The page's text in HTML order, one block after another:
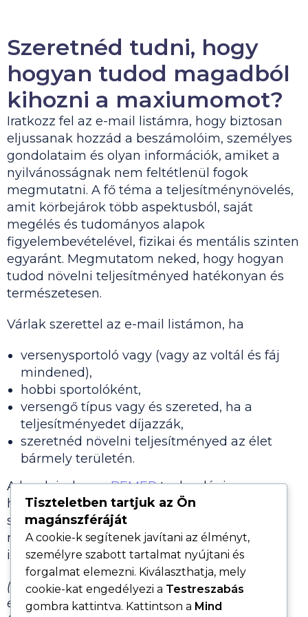
Szeretnéd tudni, hogy
hogyan tudod magadból
kihozni a maxiumomot?
Iratkozz fel az e-mail listámra, hogy biztosan
eljussanak hozzád a beszámolóim, személyes
gondolataim és olyan információk, amiket a
nyilvánosságnak nem feltétlenül fogok
megmutatni. A fő téma a teljesítménynövelés,
amit körbejárok több aspektusból, saját
megélés és tudományos alapok
figyelembevételével, fizikai és mentális szinten
egyaránt. Megmutatom neked, hogy hogyan
tudod növelni teljesítményed hatékonyan és
természetesen.
Várlak szerettel az e-mail listámon, ha
versenysportoló vagy (vagy az voltál és fáj
mindened),
hobbi sportolóként,
versengő típus vagy és szereted, ha a
teljesítményedet díjazzák,
szeretnéd növelni teljesítményed az élet
bármely területén.
A leveleimben aBEMERtechnológia
használatával kapcsolatos érdekességeket,
saját és ügyféltapasztalatokat, élményeket is
meg fogok osztani, így megismerheted az
igazi erejét, úgy, ahogy még sohasem láttad.
(Ha ezzel bármilyen problémád vagy
ellenvetésed lenne, akkor kérlek, ne iratkozz
Tiszteletben tartjuk az Ön
magánszféráját
A cookie-k segítenek javítani az élményt,
személyre szabott tartalmat nyújtani és
forgalmat elemezni. Kiválaszthatja, mely
cookie-kat engedélyezi a Testreszabás
gombra kattintva. Kattintson a Mind